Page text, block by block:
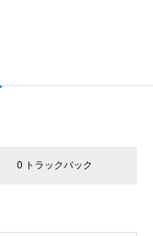
0 トラックバック